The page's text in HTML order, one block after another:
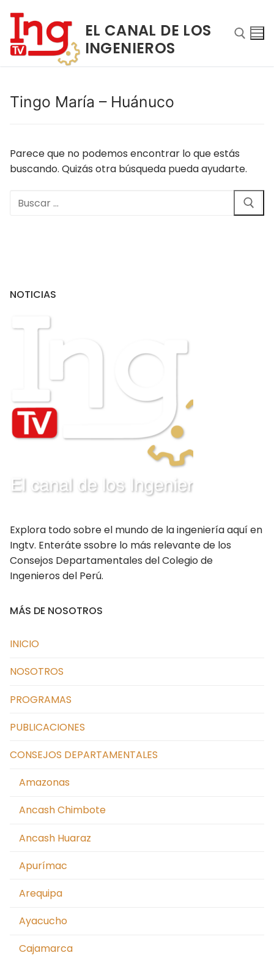
contenido
EL CANAL DE LOS
INGENIEROS
Buscar:
PUBLICACIONES
CONSEJOS DEPARTAMENTALES
Amazonas
Ancash Chimbote
Ancash Huaraz
Apurímac
Ayacucho
Callao
Cusco
Huánuco
Ica
Junín
La Libertad Trujillo
Lambayeque
Lima
Madre de Dios
Tingo María – Huánuco
Parece que no podemos encontrar lo que estás
buscando. Quizás otra búsqueda pueda ayudarte.
Buscar:
NOTICIAS
Explora todo sobre el mundo de la ingeniería aquí en
Ingtv. Enteráte ssobre lo más relevante de los
Consejos Departamentales del Colegio de
Ingenieros del Perú.
MÁS DE NOSOTROS
INICIO
NOSOTROS
PROGRAMAS
PUBLICACIONES
CONSEJOS DEPARTAMENTALES
Amazonas
Ancash Chimbote
Ancash Huaraz
Apurímac
Arequipa
Ayacucho
Cajamarca